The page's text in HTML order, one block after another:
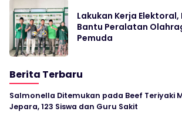
Lakukan Kerja Elektoral,
Bantu Peralatan
Pemuda
Berita Terbaru
Salmonella Ditemukan pada Beef Teriyaki
Jepara, 123 Siswa dan Guru Sakit